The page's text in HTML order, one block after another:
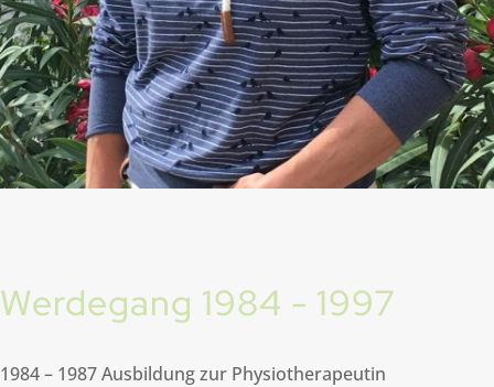
Werdegang 1984 - 1997
1984 – 1987 Ausbildung zur Physiotherapeutin